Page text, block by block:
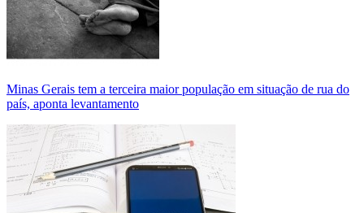
Minas Gerais tem a terceira maior população em situação de rua do
país, aponta levantamento